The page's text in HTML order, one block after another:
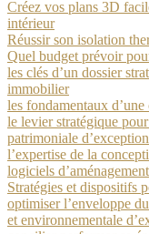
Créez vos plans 3D
intérieur
Réussir son isolation
Quel budget prévoir
les clés d’un dossier
immobilier
les fondamentaux
le levier stratégique
patrimoniale d’exception
l’expertise de la
logiciels
Stratégies et dispositifs
optimiser l’enveloppe
et environnementale